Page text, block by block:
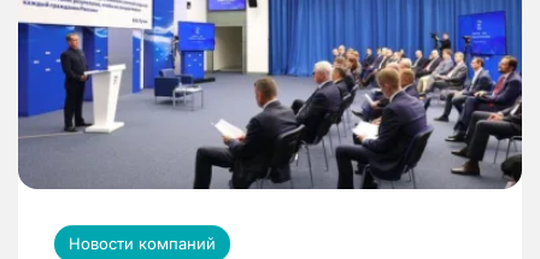
Новости компаний